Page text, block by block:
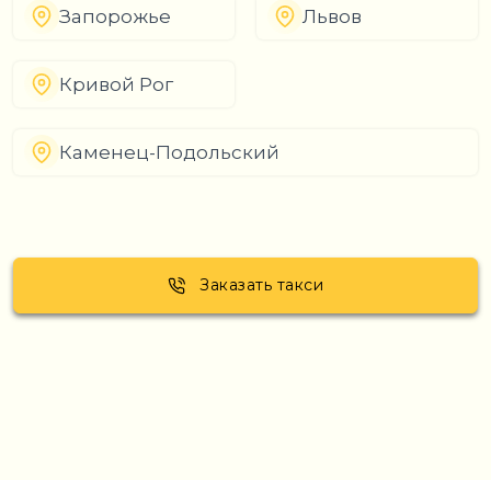
Запорожье Львов
Кривой Рог
Каменец-Подольский
Заказать такси